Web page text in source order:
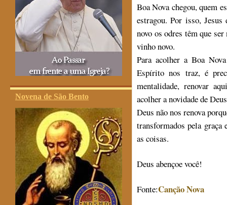
Novena de São Bento
Boa Nova chegou, quem
estragou. Por isso,
novo os odres têm que ser
vinho novo.
Para acolher a Boa
Espírito nos traz, é
mentalidade, renovar
acolher a novidade de
Deus não nos renova
transformados pela graça
as coisas.
Deus abençoe você!
Fonte:Canção Nova